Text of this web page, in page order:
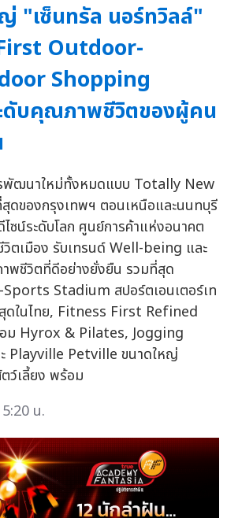
"เซ็นทรัล นอร์ทวิลล์"
Outdoor-
Shopping
ดับคุณภาพชีวิตของผู้คน
พัฒนาใหม่ทั้งหมดแบบ Totally New
ดของกรุงเทพฯ ตอนเหนือและนนทบุรี
น์ระดับโลก ศูนย์การค้าแห่งอนาคต
วิตเมือง รับเทรนด์ Well-being และ
พชีวิตที่ดีอย่างยั่งยืน รวมที่สุด
Stadium สปอร์ตเอนเตอร์เท
ในไทย, Fitness First Refined
ม Hyrox & Pilates, Jogging
Playville Petville ขนาดใหญ่
ว์เลี้ยง พร้อม
น.